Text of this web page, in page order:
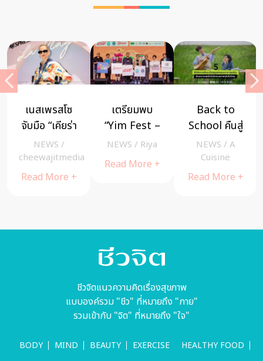
เนสเพรสโซ
จับมือ “เคียร่า
เฟอร์รังงี”
แฟชั่นไอคอน
ระดับโลก เจิด
รีไซเคิลหนึ่ง
NEWS /
cheewajitmedia
Read More +
เตรียมพบ
“Yim Fest –
ยิ้มเฟส”
เทศกาลดนตรี
NEWS / Riya
Read More +
Back to
School คืนสู่
เหย้า! 5 ซีรีส์
เกาหลีแนวไฮ
สคูลส่งตรง
NEWS / A
Cuisine
Read More +
ชีวจิตแนวความคิดเรื่องสุขภาพ
แบบองค์รวม "ชีว" ที่หมายถึง "กาย"
รวมเข้ากับ "จิต" ที่หมายถึง "ใจ"
BODY MIND BEAUTY EXERCISE HEALTHY FOOD